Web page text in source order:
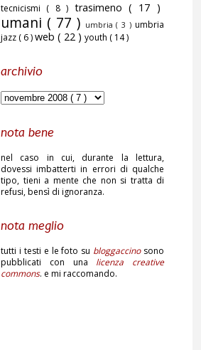
tecnicismi ( 8 ) trasimeno ( 17 )
umani ( 77 ) umbria( 3 ) umbria
jazz ( 6 )web ( 22 ) youth ( 14 )
archivio
nota bene
nel caso in cui, durante la lettura,
dovessi imbatterti in errori di qualche
tipo, tieni a mente che non si tratta di
refusi, bensì di ignoranza.
nota meglio
tutti i testi e le foto su bloggaccinosono
pubblicati con una licenza creative
commons. e mi raccomando.